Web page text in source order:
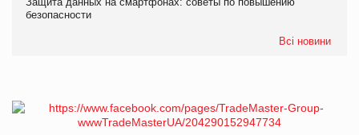
безопасности
Всі новини